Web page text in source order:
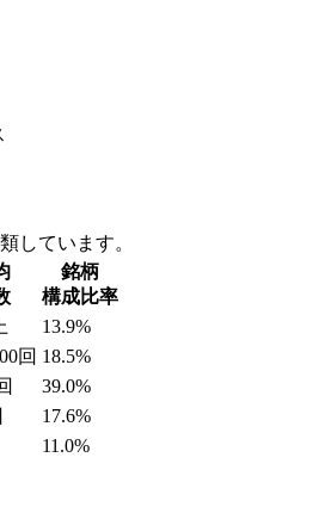
しています。
銘柄
構成比率
13.9%
回 18.5%
39.0%
17.6%
11.0%